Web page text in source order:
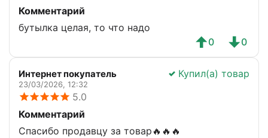
Комментарий
бутылка целая, то что надо
0
0
Интернет покупатель Купил(а) товар
23/03/2026, 12:32
5.0
Комментарий
Спасибо продавцу за товар🔥🔥🔥